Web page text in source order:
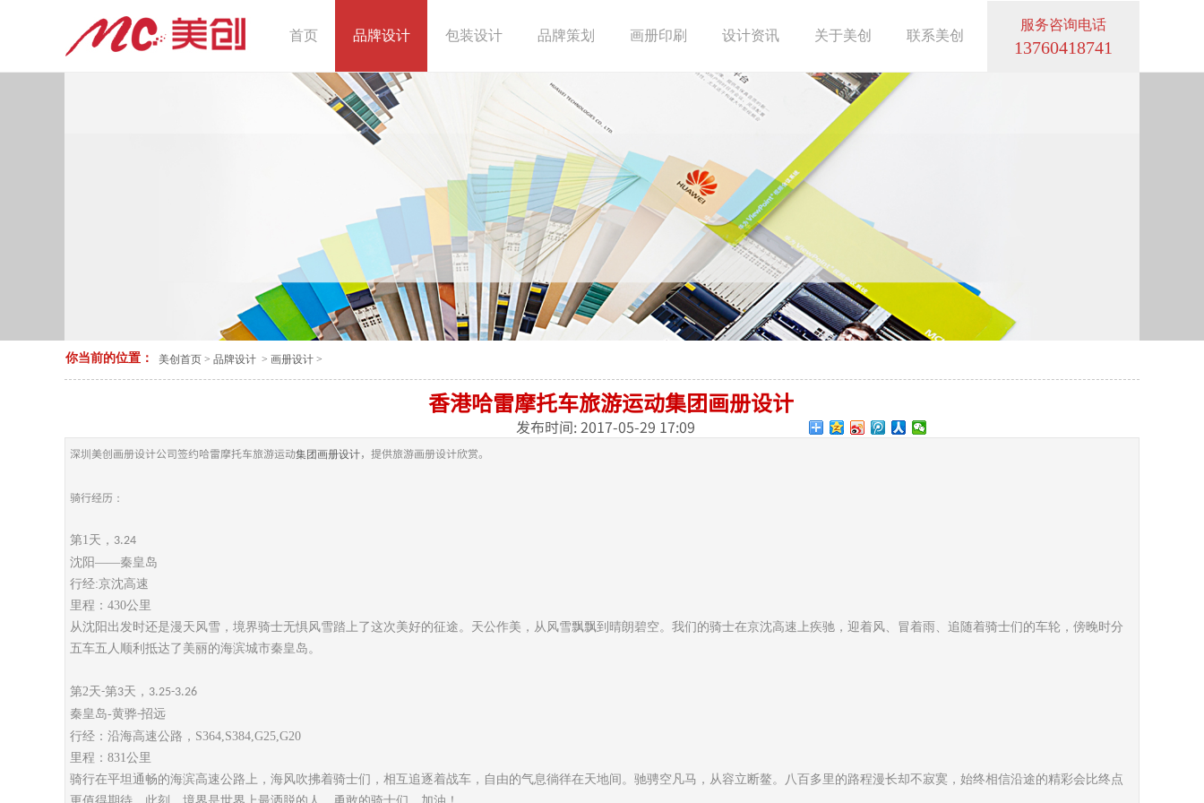
你当前的位置： 美创首页 > 品牌设计 > 画册设计 >
香港哈雷摩托车旅游运动集团画册设计
发布时间: 2017-05-29 17:09
深圳美创画册设计公司签约哈雷摩托车旅游运动集团画册设计，提供旅游画册设计欣赏。
骑行经历：
第1天， 3.24
沈阳——秦皇岛
行经:京沈高速
里程： 430公里
从沈阳出发时还是漫天风雪， 境界骑士无惧风雪踏上了这次美好的征途。 天公作美，从风雪飘飘到 晴朗碧空。我们的骑士在京沈高速上疾驰 ，迎着风、冒着雨、 追随着骑士们的车轮，傍晚时分
五车五 人顺利抵达了 美丽的海滨城市秦皇岛。
第2天-第3天， 3.25-3.26
秦皇岛-黄骅-招远
行经：沿海高速公路， S364,S384,G25,G20
里程： 831公里
骑行在平坦通畅的海滨高速公路上 ，海风吹拂着骑士们 ， 相互追逐着战车 ， 自由的气息徜徉在天地间 。 驰骋空凡马，从容立断鳌。
八百多里的路程漫长却不寂寞，始终相信沿途的精彩会比终点
服务咨询电话
13760418741
首页 品牌设计 包装设计 品牌策划 画册印刷 设计资讯 关于美创 联系美创